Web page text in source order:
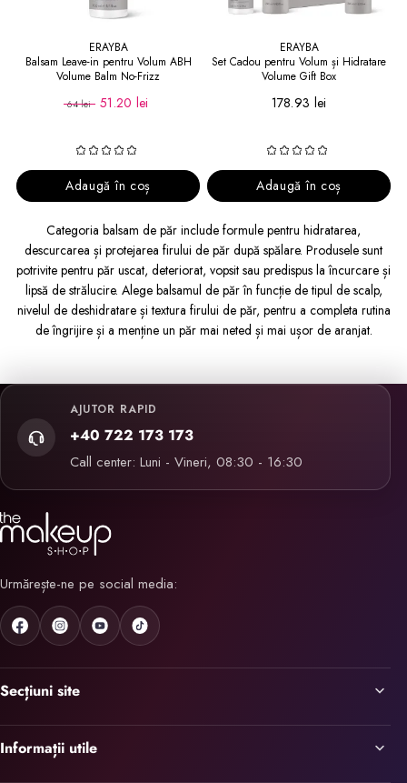
ERAYBA
Balsam Leave-in pentru Volum ABH
Volume Balm No-Frizz
64 lei 51.20 lei
Adaugă în coș
ERAYBA
Set Cadou pentru Volum și Hidratare
Volume Gift Box
178.93 lei
Adaugă în coș
Categoria balsam de păr include formule pentru hidratarea,
descurcarea și protejarea firului de păr după spălare. Produsele sunt
potrivite pentru păr uscat, deteriorat, vopsit sau predispus la încurcare și
lipsă de strălucire. Alege balsamul de păr în funcție de tipul de scalp,
nivelul de deshidratare și textura firului de păr, pentru a completa rutina
de îngrijire și a menține un păr mai neted și mai ușor de aranjat.
AJUTOR RAPID
+40 722 173 173
Call center: Luni - Vineri, 08:30 - 16:30
Urmărește-ne pe social media:
Secțiuni site
Informații utile